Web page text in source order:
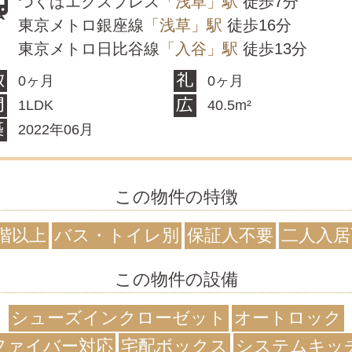
東京メトロ銀座線 「浅草」駅 徒歩16分
東京メトロ日比谷線 「入谷」駅 徒歩13分
0ヶ月
0ヶ月
1LDK
40.5m²
2022年06月
この物件の特徴
以上 バス・トイレ別 保証人不要 二人入
この物件の設備
シューズインクローゼット
オートロック
ァイバー対応 宅配ボックス システムキッ